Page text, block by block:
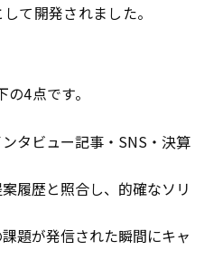
て開発されました。
4点です。
タビュー記事・SNS・決算
履歴と照合し、的確なソリ
題が発信された瞬間にキャ